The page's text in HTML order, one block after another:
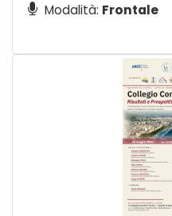
Modalità: Frontale